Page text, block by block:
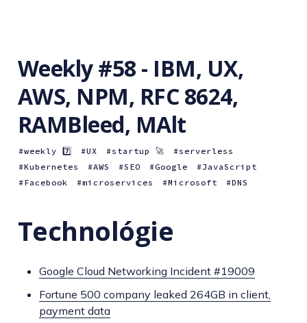
Weekly #58 - IBM, UX,
AWS, NPM, RFC 8624,
RAMBleed, MAlt
weekly 7️⃣ UX startup 🚀
serverless
Kubernetes
AWS SEO Google
JavaScript
Facebook
microservices Microsoft DNS
Technológie
Google Cloud Networking Incident #19009
Fortune 500 company leaked 264GB in client,
payment data